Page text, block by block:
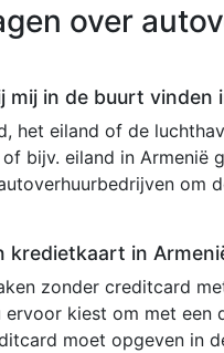
over
mij in de buurt vinden
het eiland of de
bijv. eiland in
om
kredietkaart in
zonder creditcard
ervoor kiest om met
moet opgeven in